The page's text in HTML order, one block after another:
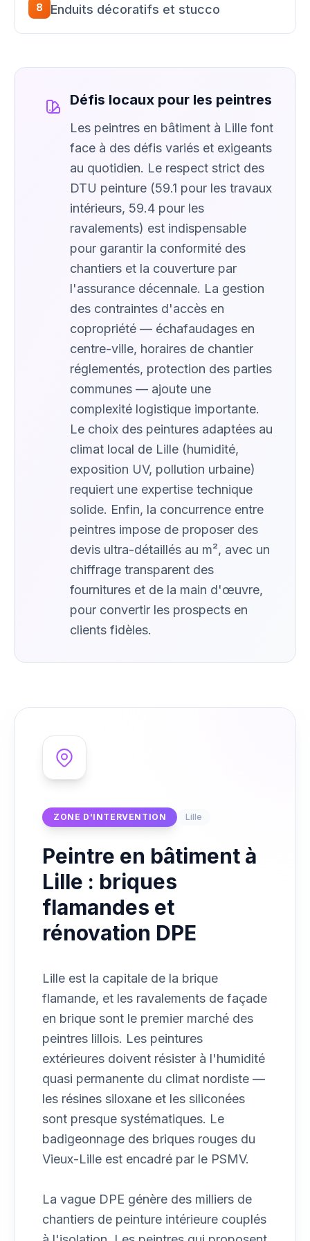
8 Enduits décoratifs et stucco
Défis locaux pour les peintres
Les peintres en bâtiment à Lille font
face à des défis variés et exigeants
au quotidien. Le respect strict des
DTU peinture (59.1 pour les travaux
intérieurs, 59.4 pour les
ravalements) est indispensable
pour garantir la conformité des
chantiers et la couverture par
l'assurance décennale. La gestion
des contraintes d'accès en
copropriété — échafaudages en
centre-ville, horaires de chantier
réglementés, protection des parties
communes — ajoute une
complexité logistique importante.
Le choix des peintures adaptées au
climat local de Lille (humidité,
exposition UV, pollution urbaine)
requiert une expertise technique
solide. Enfin, la concurrence entre
peintres impose de proposer des
devis ultra-détaillés au m², avec un
chiffrage transparent des
fournitures et de la main d'œuvre,
pour convertir les prospects en
clients fidèles.
ZONE D'INTERVENTION Lille
Peintre en bâtiment à
Lille : briques
flamandes et
rénovation DPE
Lille est la capitale de la brique
flamande, et les ravalements de façade
en brique sont le premier marché des
peintres lillois. Les peintures
extérieures doivent résister à l'humidité
quasi permanente du climat nordiste —
les résines siloxane et les siliconées
sont presque systématiques. Le
badigeonnage des briques rouges du
Vieux-Lille est encadré par le PSMV.
La vague DPE génère des milliers de
chantiers de peinture intérieure couplés